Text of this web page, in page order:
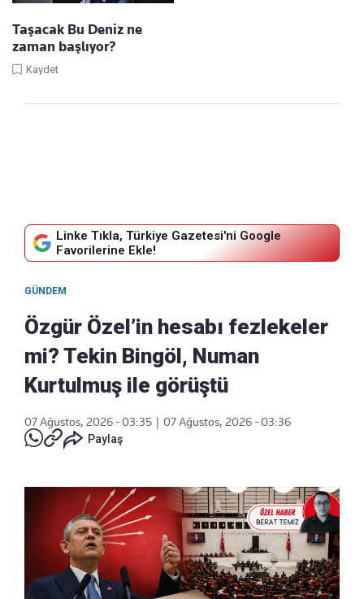
Taşacak Bu Deniz ne
zaman başlıyor?
Kaydet
Linke Tıkla, Türkiye Gazetesi'ni Google
Favorilerine Ekle!
GÜNDEM
Özgür Özel’in hesabı fezlekeler
mi? Tekin Bingöl, Numan
Kurtulmuş ile görüştü
07 Ağustos, 2026 - 03:35
07 Ağustos, 2026 - 03:36
Paylaş